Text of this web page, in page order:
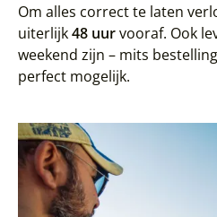
Om alles correct te laten
uiterlijk48 uurvooraf. Ook
weekend zijn – mits
perfect mogelijk.